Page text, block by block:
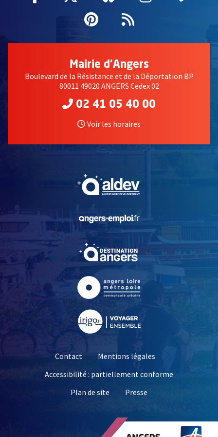
Pinterest
, Ouvre une
Flux RSS
Mairie d'Angers
Boulevard de la Résistance et de la Déportation BP
80011 49020 ANGERS Cedex 02
02 41 05 40 00
Voir les horaires
, Ouvre une nouvelle
, Ouvre une nouvelle
Contact
Mentions légales
Accessibilité : partiellement conforme
Plan de site
Presse